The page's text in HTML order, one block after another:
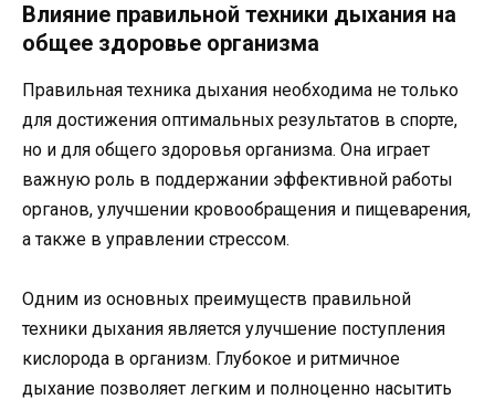
Влияние правильной техники дыхания на
общее здоровье организма
Правильная техника дыхания необходима не только
для достижения оптимальных результатов в спорте,
но и для общего здоровья организма. Она играет
важную роль в поддержании эффективной работы
органов, улучшении кровообращения и пищеварения,
а также в управлении стрессом.
Одним из основных преимуществ правильной
техники дыхания является улучшение поступления
кислорода в организм. Глубокое и ритмичное
дыхание позволяет легким и полноценно насытить